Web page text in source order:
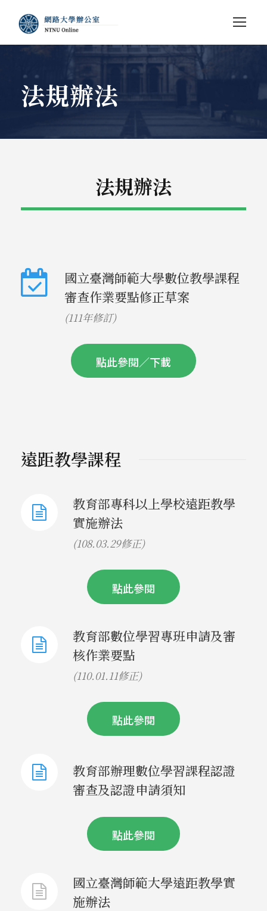
法規辦法
法規辦法
國立臺灣師範大學數位教學課程
審查作業要點修正草案
(111年修訂)
點此參閱／下載
遠距教學課程
教育部專科以上學校遠距教學
實施辦法
(108.03.29修正)
點此參閱
教育部數位學習專班申請及審
核作業要點
(110.01.11修正)
點此參閱
教育部辦理數位學習課程認證
審查及認證申請須知
點此參閱
國立臺灣師範大學遠距教學實
施辦法